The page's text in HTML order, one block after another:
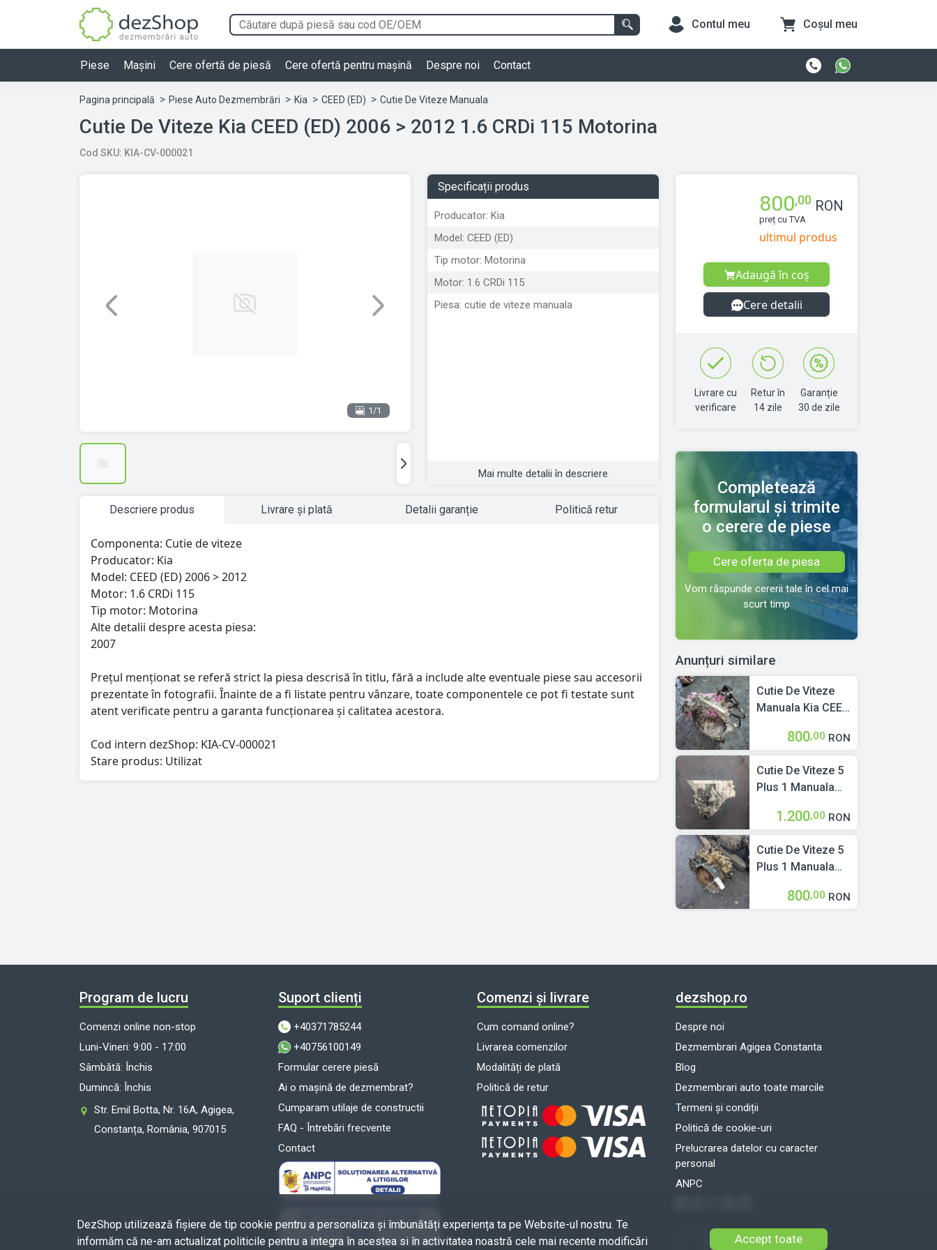
Contul meu Coșul meu
Piese Mașini Cere ofertă de piesă Cere ofertă pentru mașină Despre noi Contact
Pagina principală Piese Auto Dezmembrări Kia CEED (ED) Cutie De Viteze Manuala
Cutie De Viteze Kia CEED (ED) 2006 > 2012 1.6 CRDi 115 Motorina
Cod SKU: KIA-CV-000021
Previous Next
1/1
Specificații produs
Producator: Kia
Model: CEED (ED)
Tip motor: Motorina
Motor: 1.6 CRDi 115
Piesa: cutie de viteze manuala
Mai multe detalii în descriere
Descriere produs Livrare și plată Detalii garanție Politică retur
Componenta: Cutie de viteze
Producator: Kia
Model: CEED (ED) 2006 > 2012
Motor: 1.6 CRDi 115
Tip motor: Motorina
Alte detalii despre acesta piesa:
2007
Prețul menționat se referă strict la piesa descrisă în titlu, fără a include alte eventuale piese sau accesorii
prezentate în fotografii. Înainte de a fi listate pentru vânzare, toate componentele ce pot fi testate sunt
atent verificate pentru a garanta funcționarea și calitatea acestora.
Cod intern dezShop: KIA-CV-000021
Stare produs: Utilizat
800,00 RON
preț cu TVA
ultimul produs
Adaugă în coș
Cere detalii
Livrare cu
verificare
Retur în
14 zile
Garanție
30 de zile
Completează
formularul și trimite
o cerere de piese
Cere oferta de piesa
Vom răspunde cererii tale în cel mai
scurt timp
Anunțuri similare
Cutie De Viteze
Manuala Kia CEED
1.4 Benzina
800,00 RON
Cutie De Viteze 5
Plus 1 Manuala
2006 > 2012 1.4
CVVT Benzina
1.200,00 RON
Cutie De Viteze 5
Plus 1 Manuala
800,00 RON
Program de lucru
Comenzi online non-stop
Luni-Vineri: 9:00 - 17:00
Sâmbătă: Închis
Dumincă: Închis
Str. Emil Botta, Nr. 16A, Agigea,
Constanța, România, 907015
Suport clienți
+40371785244
+40756100149
Formular cerere piesă
Ai o mașină de dezmembrat?
Cumparam utilaje de constructii
FAQ - Întrebări frecvente
Contact
Comenzi și livrare
Cum comand online?
Livrarea comenzilor
Modalități de plată
Politică de retur
dezshop.ro
Despre noi
Dezmembrari Agigea Constanta
Blog
Dezmembrari auto toate marcile
Termeni și condiții
Politică de cookie-uri
Prelucrarea datelor cu caracter
personal
ANPC
DezShop utilizează fişiere de tip cookie pentru a personaliza și îmbunătăți experiența ta pe Website-ul nostru. Te
informăm că ne-am actualizat politicile pentru a integra în acestea si în activitatea noastră cele mai recente modificări
Accept toate